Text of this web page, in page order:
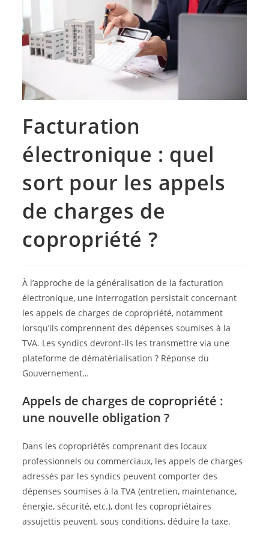
Facturation
électronique : quel
sort pour les appels
de charges de
copropriété ?
À l’approche de la généralisation de la facturation
électronique, une interrogation persistait concernant
les appels de charges de copropriété, notamment
lorsqu’ils comprennent des dépenses soumises à la
TVA. Les syndics devront-ils les transmettre via une
plateforme de dématérialisation ? Réponse du
Gouvernement…
Appels de charges de copropriété :
une nouvelle obligation ?
Dans les copropriétés comprenant des locaux
professionnels ou commerciaux, les appels de charges
adressés par les syndics peuvent comporter des
dépenses soumises à la TVA (entretien, maintenance,
énergie, sécurité, etc.), dont les copropriétaires
assujettis peuvent, sous conditions, déduire la taxe.